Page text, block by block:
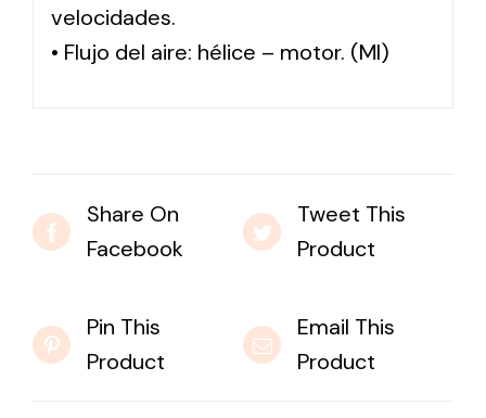
velocidades.
• Flujo del aire: hélice – motor. (MI)
Share On
Facebook
Tweet This
Product
Pin This
Product
Email This
Product